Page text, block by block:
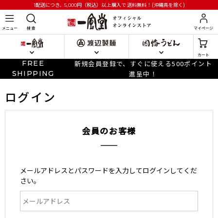
1配送につき、5,000円 （税込）以上購入で送料無料！(沖縄県を除く)
メニュー 検 索 マイページ
カート
FREE
SHIPPING
新規会員登録で、すぐに使える500ポイント
進呈中！
ログイン
会員のお客様
メールアドレスとパスワードを入力してログインしてくだ
さい。